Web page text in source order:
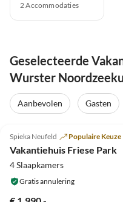
2Accommodaties
Geselecteerde
Wurster
Aanbevolen Gasten
Spieka Neufeld Populaire Keuze
Vakantiehuis Friese Park
4 Slaapkamers
Gratis annulering